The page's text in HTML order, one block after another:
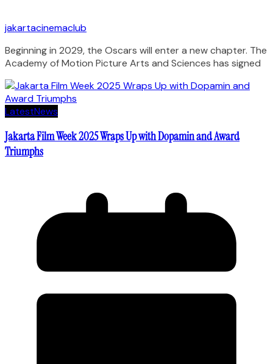
jakartacinemaclub
Beginning in 2029, the Oscars will enter a new chapter. The
Academy of Motion Picture Arts and Sciences has signed
LatestNews
Jakarta Film Week 2025 Wraps Up with Dopamin and Award
Triumphs